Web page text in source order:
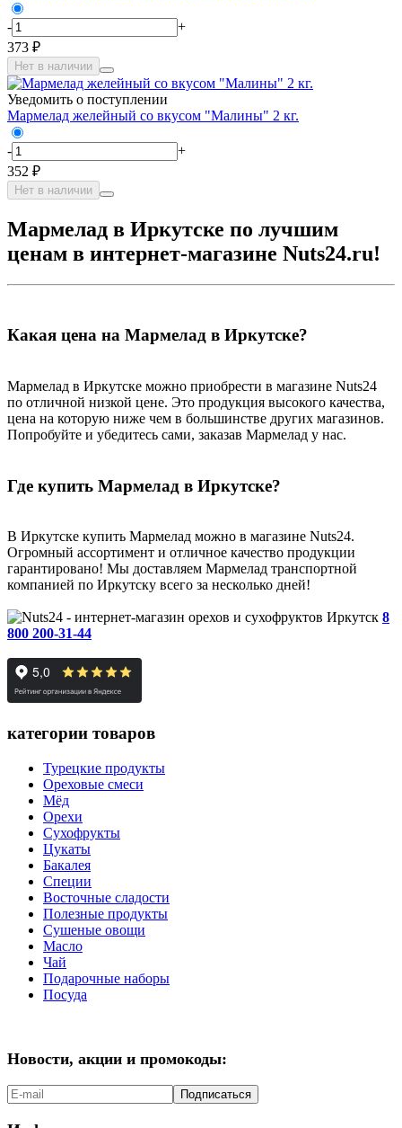
-
+
373 ₽
Нет в наличии
Уведомить о поступлении
Мармелад желейный со вкусом "Малины" 2 кг.
-
+
352 ₽
Нет в наличии
Мармелад в Иркутске по лучшим
ценам в интернет-магазине Nuts24.ru!
Какая цена на Мармелад в Иркутске?
Мармелад в Иркутске можно приобрести в магазине Nuts24
по отличной низкой цене. Это продукция высокого качества,
цена на которую ниже чем в большинстве других магазинов.
Попробуйте и убедитесь сами, заказав Мармелад у нас.
Где купить Мармелад в Иркутске?
В Иркутске купить Мармелад можно в магазине Nuts24.
Огромный ассортимент и отличное качество продукции
гарантировано! Мы доставляем Мармелад транспортной
компанией по Иркутску всего за несколько дней!
Иркутск 8
800 200-31-44
категории товаров
Турецкие продукты
Ореховые смеси
Мёд
Орехи
Сухофрукты
Цукаты
Бакалея
Специи
Восточные сладости
Полезные продукты
Сушеные овощи
Масло
Чай
Подарочные наборы
Посуда
Новости, акции и промокоды:
Подписаться